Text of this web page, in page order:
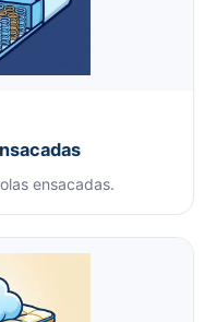
ensacadas.